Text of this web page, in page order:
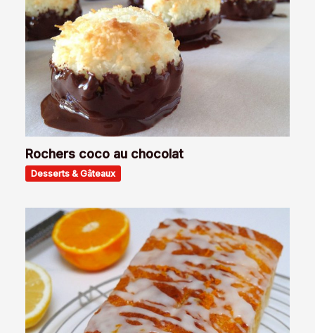
Rochers coco au chocolat
Desserts & Gâteaux